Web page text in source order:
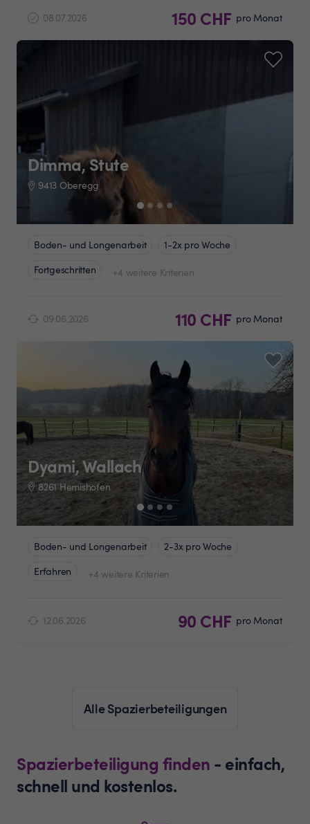
08.07.2026 150 CHF pro Monat
Dimma, Stute
9413 Oberegg
Boden- und Longenarbeit
1-2x pro Woche
Fortgeschritten
+4 weitere Kriterien
09.06.2026 110 CHF pro Monat
Dyami, Wallach
8261 Hemishofen
Boden- und Longenarbeit
2-3x pro Woche
Erfahren
+4 weitere Kriterien
12.06.2026 90 CHF pro Monat
Alle Spazierbeteiligungen
Spazierbeteiligung finden - einfach,
schnell und kostenlos.